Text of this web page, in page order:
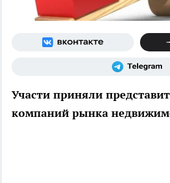
Участи приняли
компаний рынка